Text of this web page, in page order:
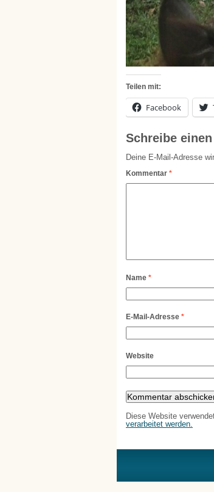
Teilen mit:
Facebook
Schreibe
Deine E-Mail-Adresse
Kommentar *
Name *
E-Mail-Adresse *
Website
Diese Website
verarbeitet werden.